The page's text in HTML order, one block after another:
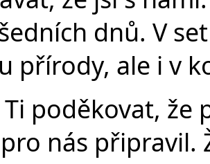
dnů. V
přírody, ale i v
Ti poděkovat,
nás připravil.